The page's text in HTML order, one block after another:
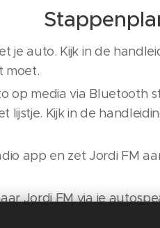
je auto. Kijk in de
moet.
op media via Bluetooth
lijstje. Kijk in de
app en zet Jordi FM
Jordi FM via je